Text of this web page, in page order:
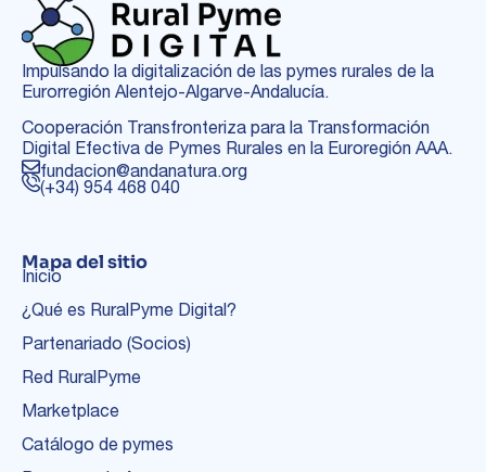
Impulsando la digitalización de las pymes rurales de la
Eurorregión Alentejo-Algarve-Andalucía.
Cooperación Transfronteriza para la Transformación
Digital Efectiva de Pymes Rurales en la Euroregión AAA.
fundacion@andanatura.org
(+34) 954 468 040
Mapa del sitio
Inicio
¿Qué es RuralPyme Digital?
Partenariado (Socios)
Red RuralPyme
Marketplace
Catálogo de pymes